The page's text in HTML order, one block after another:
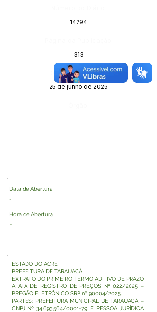
14294
313
Data da Publicação:
25 de junho de 2026
Data de Abertura
-
Hora de Abertura
-
ESTADO DO ACRE
PREFEITURA DE TARAUACÁ
EXTRATO DO PRIMEIRO TERMO ADITIVO DE PRAZO
A ATA DE REGISTRO DE PREÇOS Nº 022/2025 –
PREGÃO ELETRÔNICO SRP nº 90004/2025.
PARTES: PREFEITURA MUNICIPAL DE TARAUACÁ –
CNPJ Nº 34.693.564/0001-79, E PESSOA JURÍDICA